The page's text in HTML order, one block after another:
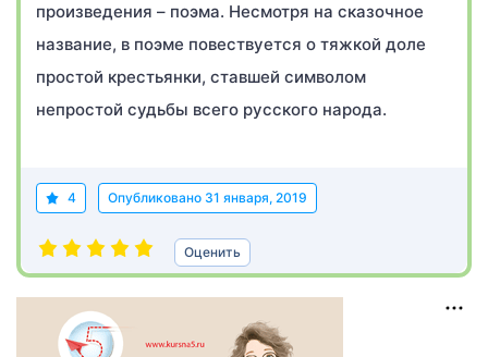
произведения – поэма. Несмотря на сказочное
название, в поэме повествуется о тяжкой доле
простой крестьянки, ставшей символом
непростой судьбы всего русского народа.
4 Опубликовано 31 января, 2019
Оценить